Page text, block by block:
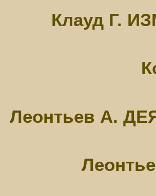
Клауд Г.
Леонтьев А.